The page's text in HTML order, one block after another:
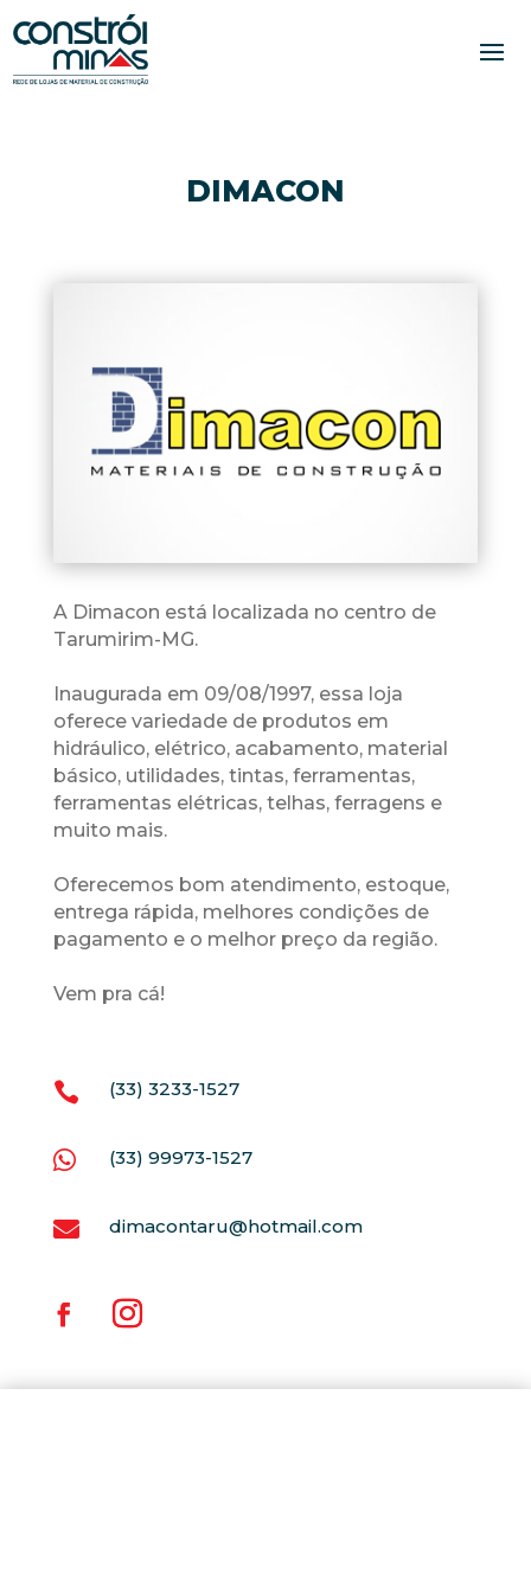
DIMACON
A Dimacon está localizada no centro de
Tarumirim-MG.
Inaugurada em 09/08/1997, essa loja
oferece variedade de produtos em
hidráulico, elétrico, acabamento, material
básico, utilidades, tintas, ferramentas,
ferramentas elétricas, telhas, ferragens e
muito mais.
Oferecemos bom atendimento, estoque,
entrega rápida, melhores condições de
pagamento e o melhor preço da região.
Vem pra cá!
 (33) 3233-1527
 (33) 99973-1527
 dimacontaru@hotmail.com